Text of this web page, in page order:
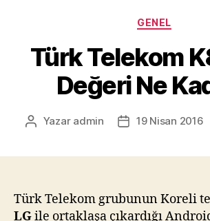
Kategoriler
GENEL
Türk Telekom
Değeri Ne
Yazının
Yazar admin
Yazı19 Nisan 2016
Türk Telekom grubunun Koreli
LGile ortaklaşa çıkardığı